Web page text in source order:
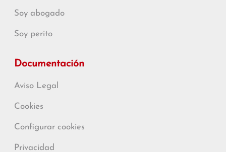
Soy abogado
Soy perito
Documentación
Aviso Legal
Cookies
Configurar cookies
Privacidad